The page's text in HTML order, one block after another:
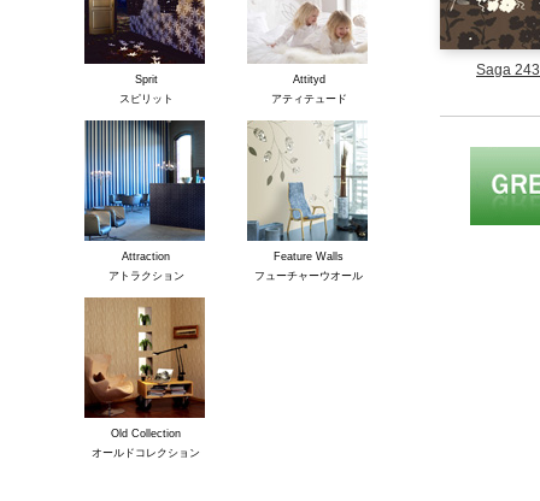
Saga
Sprit
スピリット
Attityd
アティテュード
Attraction
アトラクション
Feature Walls
フューチャーウオール
Old Collection
オールドコレクション